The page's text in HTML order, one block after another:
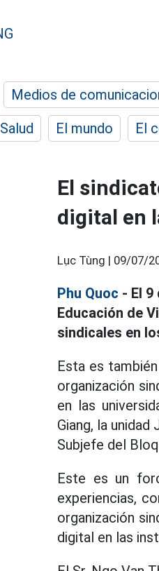
Medios de
Salud El mundo El
El
digital en
Lục Tùng | 09/07/
Phu Quoc - El 9
Educación de
sindicales en
Esta es
organización
en las
Giang, la
Subjefe del
Este es un
experiencias,
organización
digital en las